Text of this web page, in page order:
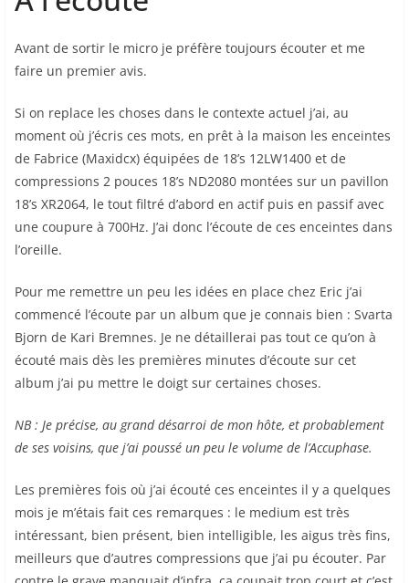
Avant de sortir le micro je préfère toujours écouter et me
faire un premier avis.
Si on replace les choses dans le contexte actuel j’ai, au
moment où j’écris ces mots, en prêt à la maison les enceintes
de Fabrice (Maxidcx) équipées de 18’s 12LW1400 et de
compressions 2 pouces 18’s ND2080 montées sur un pavillon
18’s XR2064, le tout filtré d’abord en actif puis en passif avec
une coupure à 700Hz. J’ai donc l’écoute de ces enceintes dans
l’oreille.
Pour me remettre un peu les idées en place chez Eric j’ai
commencé l’écoute par un album que je connais bien : Svarta
Bjorn de Kari Bremnes. Je ne détaillerai pas tout ce qu’on à
écouté mais dès les premières minutes d’écoute sur cet
album j’ai pu mettre le doigt sur certaines choses.
NB : Je précise, au grand désarroi de mon hôte, et probablement
de ses voisins, que j’ai poussé un peu le volume de l’Accuphase.
Les premières fois où j’ai écouté ces enceintes il y a quelques
mois je m’étais fait ces remarques : le medium est très
intéressant, bien présent, bien intelligible, les aigus très fins,
meilleurs que d’autres compressions que j’ai pu écouter. Par